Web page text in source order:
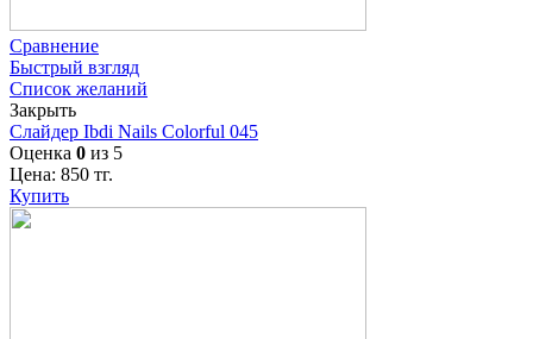
Сравнение
Быстрый взгляд
Список желаний
Закрыть
Слайдер Ibdi Nails Colorful 045
Оценка 0 из 5
Цена: 850 тг.
Купить